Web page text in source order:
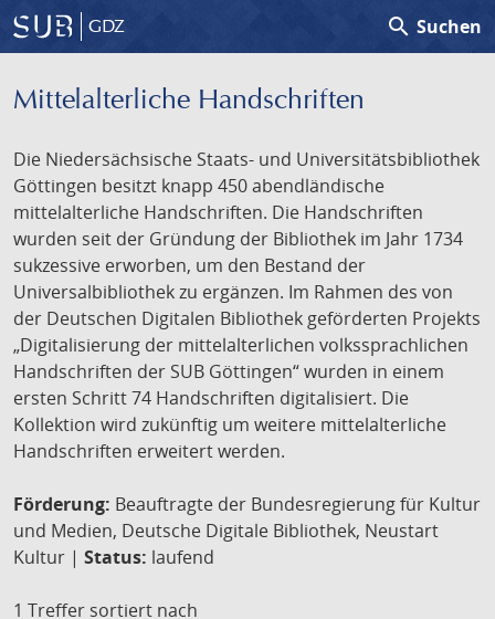
GDZ search Suchen
Mittelalterliche Handschriften
Die Niedersächsische Staats- und Universitätsbibliothek
Göttingen besitzt knapp 450 abendländische
mittelalterliche Handschriften. Die Handschriften
wurden seit der Gründung der Bibliothek im Jahr 1734
sukzessive erworben, um den Bestand der
Universalbibliothek zu ergänzen. Im Rahmen des von
der Deutschen Digitalen Bibliothek geförderten Projekts
„Digitalisierung der mittelalterlichen volkssprachlichen
Handschriften der SUB Göttingen“ wurden in einem
ersten Schritt 74 Handschriften digitalisiert. Die
Kollektion wird zukünftig um weitere mittelalterliche
Handschriften erweitert werden.
Förderung: Beauftragte der Bundesregierung für Kultur
und Medien, Deutsche Digitale Bibliothek, Neustart
Kultur | Status: laufend
1 Treffer sortiert nach